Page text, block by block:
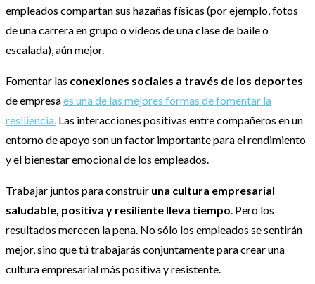
empleados compartan sus hazañas físicas (por ejemplo, fotos
de una carrera en grupo o vídeos de una clase de baile o
escalada), aún mejor.
Fomentar las conexiones sociales a través de los deportes
de empresaes una de las mejores formas de fomentar la
resiliencia. Las interacciones positivas entre compañeros en un
entorno de apoyo son un factor importante para el rendimiento
y el bienestar emocional de los empleados.
Trabajar juntos para construir una cultura empresarial
saludable, positiva y resiliente lleva tiempo. Pero los
resultados merecen la pena. No sólo los empleados se sentirán
mejor, sino que tú trabajarás conjuntamente para crear una
cultura empresarial más positiva y resistente.